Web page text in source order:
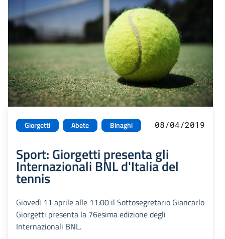
Giorgetti Abete Binaghi 08/04/2019
Sport: Giorgetti presenta gli
Internazionali BNL d'Italia del
tennis
Giovedì 11 aprile alle 11:00 il Sottosegretario Giancarlo
Giorgetti presenta la 76esima edizione degli
Internazionali BNL.